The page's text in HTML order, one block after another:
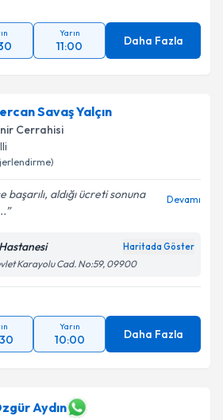
Yarın
11:00 Daha Fazla
Savaş Yalçın
Cerrahisi
aldığı ücreti sonuna
Devamı
Haritada Göster
Karayolu Cad. No:59, 09900
Yarın
10:00 Daha Fazla
Aydın